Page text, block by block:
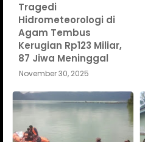
Tragedi
Hidrometeorologi di
Agam Tembus
Kerugian Rp123 Miliar,
87 Jiwa Meninggal
November 30, 2025